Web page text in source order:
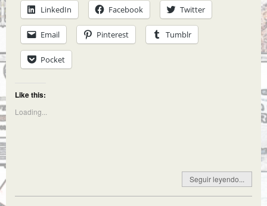
LinkedIn
Facebook Twitter
Email Pinterest Tumblr
Pocket
Like this:
Loading...
Seguir leyendo...